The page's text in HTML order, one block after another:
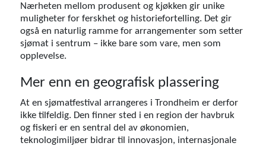
Nærheten mellom produsent og kjøkken gir unike
muligheter for ferskhet og historiefortelling. Det gir
også en naturlig ramme for arrangementer som setter
sjømat i sentrum – ikke bare som vare, men som
opplevelse.
Mer enn en geografisk plassering
At en sjømatfestival arrangeres i Trondheim er derfor
ikke tilfeldig. Den finner sted i en region der havbruk
og fiskeri er en sentral del av økonomien,
teknologimiljøer bidrar til innovasjon, internasjonale